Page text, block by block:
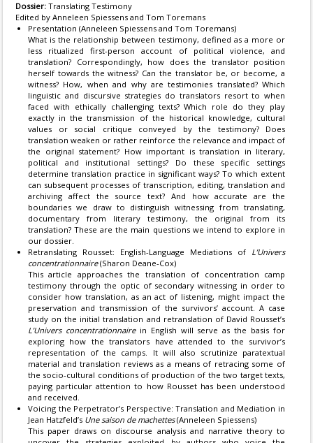
Dossier: Translating Testimony
Edited by Anneleen Spiessens and Tom Toremans
Presentation (Anneleen Spiessens and Tom Toremans)
What is the relationship between testimony, defined as a more or
less ritualized first-person account of political violence, and
translation? Correspondingly, how does the translator position
herself towards the witness? Can the translator be, or become, a
witness? How, when and why are testimonies translated? Which
linguistic and discursive strategies do translators resort to when
faced with ethically challenging texts? Which role do they play
exactly in the transmission of the historical knowledge, cultural
values or social critique conveyed by the testimony? Does
translation weaken or rather reinforce the relevance and impact of
the original statement? How important is translation in literary,
political and institutional settings? Do these specific settings
determine translation practice in significant ways? To which extent
can subsequent processes of transcription, editing, translation and
archiving affect the source text? And how accurate are the
boundaries we draw to distinguish witnessing from translating,
documentary from literary testimony, the original from its
translation? These are the main questions we intend to explore in
our dossier.
Retranslating Rousset: English-Language Mediations of L’Univers
concentrationnaire(Sharon Deane-Cox)
This article approaches the translation of concentration camp
testimony through the optic of secondary witnessing in order to
consider how translation, as an act of listening, might impact the
preservation and transmission of the survivors’ account. A case
study on the initial translation and retranslation of David Rousset’s
L’Univers concentrationnairein English will serve as the basis for
exploring how the translators have attended to the survivor’s
representation of the camps. It will also scrutinize paratextual
material and translation reviews as a means of retracing some of
the socio-cultural conditions of production of the two target texts,
paying particular attention to how Rousset has been understood
and received.
Voicing the Perpetrator’s Perspective: Translation and Mediation in
Jean Hatzfeld’s Une saison de machettes(Anneleen Spiessens)
This paper draws on discourse analysis and narrative theory to